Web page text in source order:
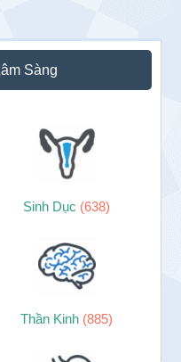
Sàng
Sinh Dục (638)
Thần Kinh (885)